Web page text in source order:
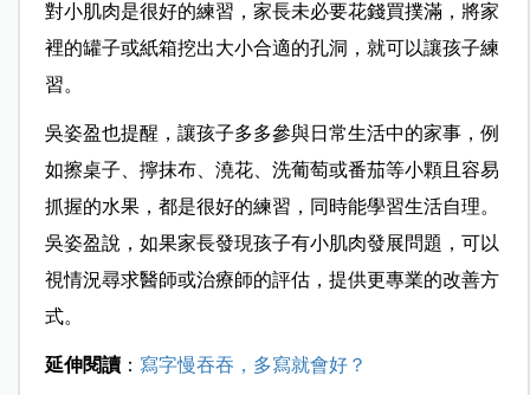
對小肌肉是很好的練習，家長未必要花錢買撲滿，將家
裡的罐子或紙箱挖出大小合適的孔洞，就可以讓孩子練
習。
吳姿盈也提醒，讓孩子多多參與日常生活中的家事，例
如擦桌子、擰抹布、澆花、洗葡萄或番茄等小顆且容易
抓握的水果，都是很好的練習，同時能學習生活自理。
吳姿盈說，如果家長發現孩子有小肌肉發展問題，可以
視情況尋求醫師或治療師的評估，提供更專業的改善方
式。
延伸閱讀： 寫字慢吞吞，多寫就會好？